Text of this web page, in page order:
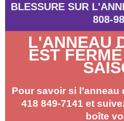
BLESSURE SUR
808-
L'ANNEAU
EST
Pour savoir si
418 849-7141 et
boîte